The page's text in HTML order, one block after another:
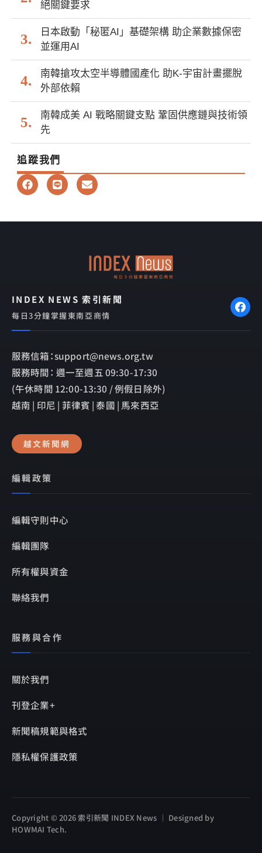
絕關鍵要求
日本啟動「秘匿AI」基礎架構 助企業數據保密
並運用AI
南韓搶攻太空半導體國產化 助K-宇宙計畫擺脫
外部依賴
南韓成美 AI 戰略關鍵支點 鞏固供應鏈與技術領
先
追蹤我們
F
a
b
L
i
E
n
l
INDEX NEWS 索引新聞
每日3分鐘掌握東南亞商情
服務信箱：support@news.org.tw
服務時間： 週一至週五 09:30-17:30
(午休時間 12:00-13:30 / 例假日除外)
越南 | 印尼 | 菲律賓 | 泰國 | 馬來西亞
越文新聞網
編輯政策
編輯守則中心
編輯團隊
所有權與資金
聯絡我們
服務與合作
關於我們
刊登企業+
新聞稿規範與格式
隱私權保護政策
Copyright © 2026 索引新聞 INDEX News ｜ Designed by
HOWMAI Tech.